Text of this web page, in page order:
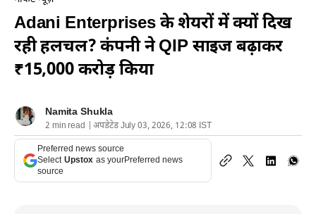
Adani Enterprises के शेयरों में क्यों दिख
रही हलचल? कंपनी ने QIP साइज बढ़ाकर
₹15,000 करोड़ किया
Namita Shukla
2 min read | अपडेटेड July 03, 2026, 12:08 IST
Preferred news source
Select Upstox as yourPreferred news
source